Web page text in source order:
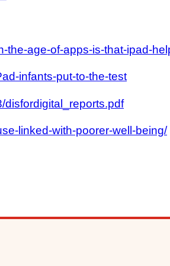
the-age-of-apps-is-that-ipad-
infants-put-to-the-test
disfordigital_reports.pdf
linked-with-poorer-well-being/